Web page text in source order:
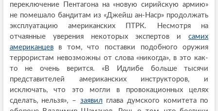
переключение Пентагона на «новую сирийскую армию»
не помешало бандитам из «Джейш ан-Наср» продолжать
эксплуатацию американских ПТРК. Несмотря на
отчаянные уверения некоторых экспертов исамих
американцевв том, что поставки подобного оружия
террористам невозможны от слова «никогда», в это как-
то не очень верится. «В Идлибе больше тысячи
представителей американских инструкторов, и
исключать, что это могли в провокационных целях
сделать, нельзя», – заявил глава думского комитета по